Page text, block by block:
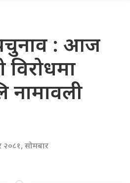
: आज
विरोधमा
नामावली
२०८१, सोमबार